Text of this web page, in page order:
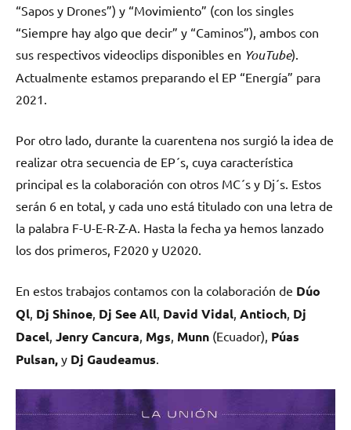
“Sapos y Drones”) y “Movimiento” (con los singles
“Siempre hay algo que decir” y “Caminos”), ambos con
sus respectivos videoclips disponibles en YouTube).
Actualmente estamos preparando el EP “Energía” para
2021.
Por otro lado, durante la cuarentena nos surgió la idea de
realizar otra secuencia de EP´s, cuya característica
principal es la colaboración con otros MC´s y Dj´s. Estos
serán 6 en total, y cada uno está titulado con una letra de
la palabra F-U-E-R-Z-A. Hasta la fecha ya hemos lanzado
los dos primeros, F2020 y U2020.
En estos trabajos contamos con la colaboración de Dúo
Ql, Dj Shinoe, Dj See All, David Vidal, Antioch, Dj
Dacel, Jenry Cancura, Mgs, Munn (Ecuador), Púas
Pulsan, y Dj Gaudeamus.